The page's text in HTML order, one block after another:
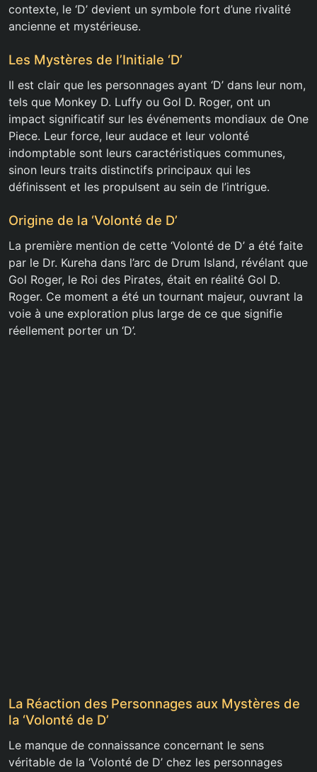
contexte, le ‘D’ devient un symbole fort d’une rivalité
ancienne et mystérieuse.
Les Mystères de l’Initiale ‘D’
Il est clair que les personnages ayant ‘D’ dans leur nom,
tels que Monkey D. Luffy ou Gol D. Roger, ont un
impact significatif sur les événements mondiaux de One
Piece. Leur force, leur audace et leur volonté
indomptable sont leurs caractéristiques communes,
sinon leurs traits distinctifs principaux qui les
définissent et les propulsent au sein de l’intrigue.
Origine de la ‘Volonté de D’
La première mention de cette ‘Volonté de D’ a été faite
par le Dr. Kureha dans l’arc de Drum Island, révélant que
Gol Roger, le Roi des Pirates, était en réalité Gol D.
Roger. Ce moment a été un tournant majeur, ouvrant la
voie à une exploration plus large de ce que signifie
réellement porter un ‘D’.
La Réaction des Personnages aux Mystères de
la ‘Volonté de D’
Le manque de connaissance concernant le sens
véritable de la ‘Volonté de D’ chez les personnages